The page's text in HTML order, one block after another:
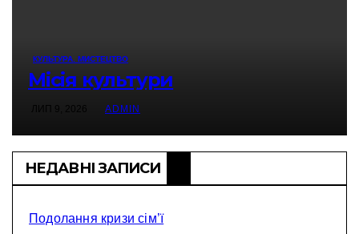
КУЛЬТУРА. МИСТЕЦТВО
Місія культури
ЛИП 9, 2026 ADMIN
НЕДАВНІ ЗАПИСИ
Подолання кризи сім’ї